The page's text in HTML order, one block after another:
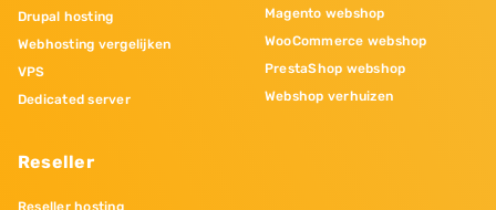
Drupal hosting
Webhosting vergelijken
VPS
Dedicated server
Reseller
Reseller hosting
Magento webshop
WooCommerce webshop
PrestaShop webshop
Webshop verhuizen